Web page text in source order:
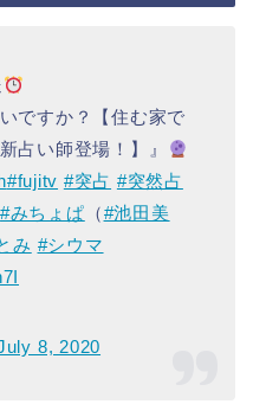
ですか？【住む家で
占い師登場！】』
#fujitv #突占 #突然占
#みちょぱ （#池田美
み #シウマ
8, 2020